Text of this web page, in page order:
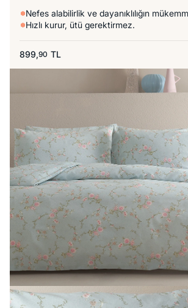
Nefes alabilirlik ve dayanıklılığın
Hızlı kurur, ütü gerektirmez.
899,90 TL